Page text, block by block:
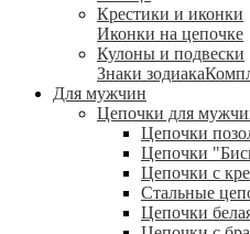
Крестики и иконки
Иконки на цепочке
Кулоны и подвески
Знаки зодиака
Для мужчин
Цепочки для
Цепочки
Цепочки
Цепочки с
Стальные
Цепочки